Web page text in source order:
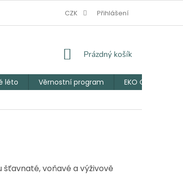
JAK VZNIKL EKO CHLUPÁČ VĚRNOSTNÍ PROGRAM
CZK Přihlášení
NÁKUPNÍ
Prázdný košík
léto Věrnostní program
EKO Chlupáčův
voňavé a výživově